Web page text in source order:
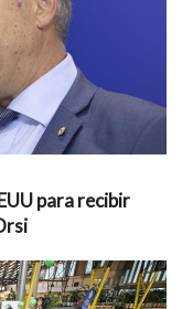
para recibir